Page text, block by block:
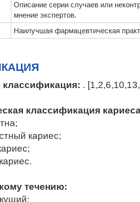
Описание серии случаев или
мнение экспертов.
Наилучшая фармацевтическая
классификация: .
классификация
кариес;
течению: